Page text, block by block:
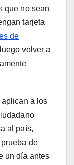
que no sean
tarjeta
de
volver a
a los
al país,
de
un día antes